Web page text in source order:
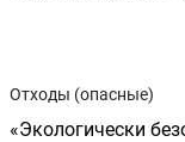
Отходы (опасные)
«Экологически